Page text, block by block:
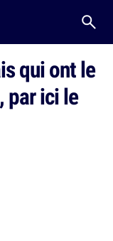
qui ont le
par ici le